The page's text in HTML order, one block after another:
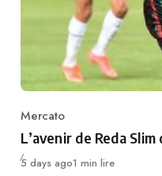
Category
Mercato
L’avenir de Reda
Publié
5 days ago1 min lire